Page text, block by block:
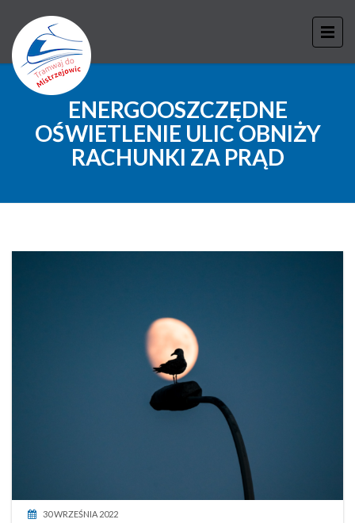
ENERGOOSZCZĘDNE
OŚWIETLENIE ULIC OBNIŻY
RACHUNKI ZA PRĄD
30 WRZEŚNIA 2022